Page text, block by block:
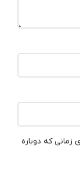
زمانی که دوباره